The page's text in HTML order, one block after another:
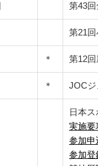
第43
第21
＊ 第12
＊ JOCジ
日本
実施要
参加申
参加登